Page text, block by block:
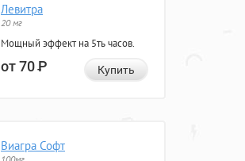
Левитра
20 мг
Мощный эффект на 5ть часов.
от 70Р Купить
Виагра Софт